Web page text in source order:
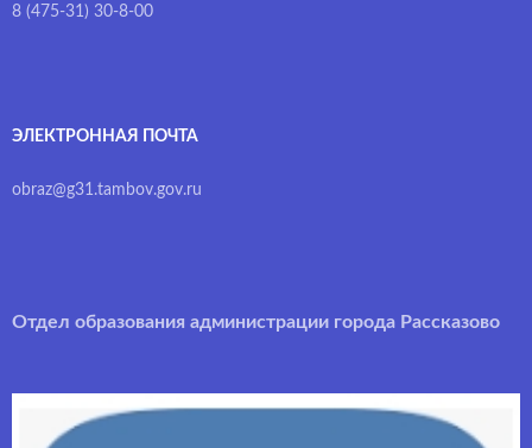
8 (475-31) 30-8-00
ЭЛЕКТРОННАЯ ПОЧТА
obraz@g31.tambov.gov.ru
Отдел образования администрации города Рассказово